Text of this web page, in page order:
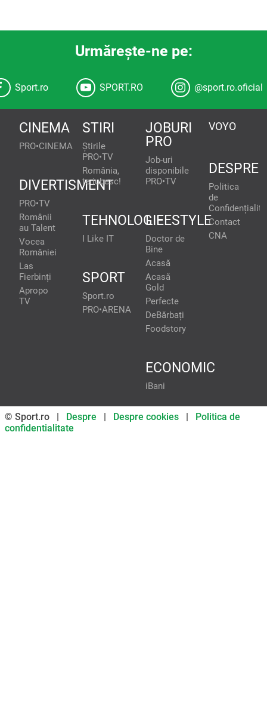
Urmăreşte-ne pe:
Sport.ro SPORT.RO @sport.ro.oficial
CINEMA
PRO•CINEMA
DIVERTISMENT
PRO•TV
Românii
au Talent
Vocea
României
Las
Fierbinți
Apropo
TV
STIRI
Știrile
PRO•TV
România,
te iubesc!
TEHNOLOGIE
I Like IT
SPORT
Sport.ro
PRO•ARENA
JOBURI
PRO
Job-uri
disponibile
PRO•TV
LIFESTYLE
Doctor de
Bine
Acasă
Acasă
Gold
Perfecte
DeBărbați
Foodstory
ECONOMIC
iBani
VOYO
DESPRE
Politica
de
Contact
CNA
© Sport.ro | Despre | Despre cookies | Politica de
confidentialitate